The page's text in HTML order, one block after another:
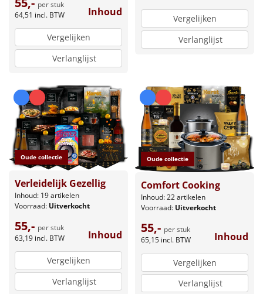
per stuk
64,51 incl. BTW Inhoud
Vergelijken
Verlanglijst
Vergelijken
Verlanglijst
Oude collectie
Verleidelijk Gezellig
Inhoud: 19 artikelen
Voorraad: Uitverkocht
55,- per stuk
63,19 incl. BTW Inhoud
Vergelijken
Verlanglijst
Oude collectie
Comfort Cooking
Inhoud: 22 artikelen
Voorraad: Uitverkocht
55,- per stuk
65,15 incl. BTW Inhoud
Vergelijken
Verlanglijst